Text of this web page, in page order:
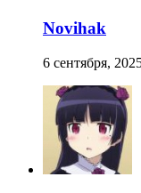
Novihak
6 сентября,